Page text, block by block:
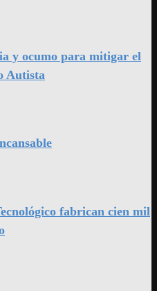
y ocumo para mitigar el
Autista
fabrican cien mil